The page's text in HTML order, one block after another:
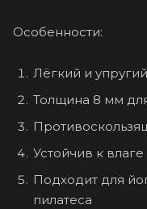
Особенности:
Лёгкий и
Толщина 8 мм
Устойчив к
Подходит для
пилатеса